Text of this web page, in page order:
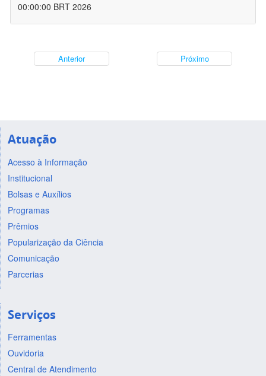
00:00:00 BRT 2026
Anterior Próximo
Atuação
Acesso à Informação
Institucional
Bolsas e Auxílios
Programas
Prêmios
Popularização da Ciência
Comunicação
Parcerias
Serviços
Ferramentas
Ouvidoria
Central de Atendimento